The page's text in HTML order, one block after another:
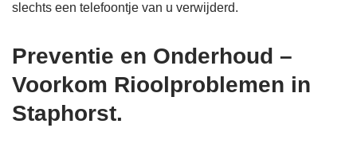
slechts een telefoontje van u verwijderd.
Preventie en Onderhoud –
Voorkom Rioolproblemen in
Staphorst.